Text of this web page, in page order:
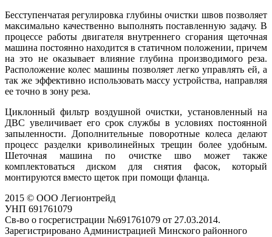
Бесступенчатая регулировка глубины очистки швов позволяет
максимально качественно выполнять поставленную задачу. В
процессе работы двигателя внутреннего сгорания щеточная
машина поcтоянно находится в статичном положении, причем
на это не оказывает влияние глубина производимого реза.
Расположение колес машины позволяет легко управлять ей, а
так же эффективно использовать массу устройства, направляя
ее точно в зону реза.
Циклонный фильтр воздушной очистки, установленный на
ДВС увеличивает его срок службы в условиях постоянной
запыленности. Дополнительные поворотные колеса делают
процесс разделки криволинейных трещин более удобным.
Шеточная машина по очистке шво может также
комплектоваться диском для снятия фасок, который
монтируются вместо щеток при помощи фланца.
2015 © ООО Легионтрейд
УНП 691761079
Св-во о госрегистрации №691761079 от 27.03.2014.
Зарегистрировано Администрацией Минского районного